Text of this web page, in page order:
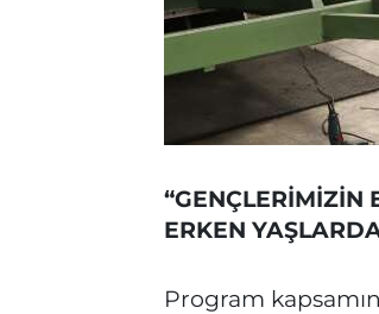
“GENÇLERİMİZİN
ERKEN
Program